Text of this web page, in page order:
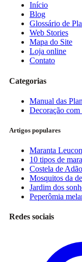
Início
Blog
Glossário de
Web Stories
Mapa do Site
Loja online
Contato
Categorias
Manual das
Decoração com
Artigos populares
Maranta
10 tipos de
Costela de
Mosquitos da
Jardim dos
Peperômia
Redes sociais